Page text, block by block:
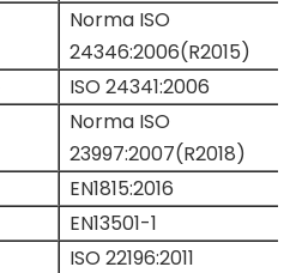
Norma ISO
24346:2006(R2015)
ISO 24341:2006
Norma ISO
23997:2007(R2018)
EN1815:2016
EN13501-1
ISO 22196:2011